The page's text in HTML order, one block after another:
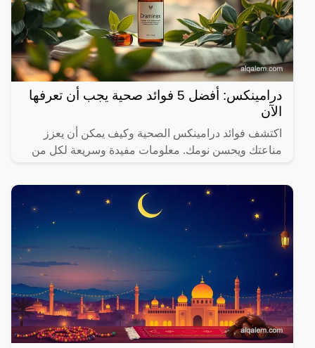
درامينكس: أفضل 5 فوائد صحية يجب أن تعرفها
الآن
اكتشف فوائد درامينكس الصحية وكيف يمكن أن يعزز
مناعتك ويحسن نومك. معلومات مفيدة وسريعة لكل من